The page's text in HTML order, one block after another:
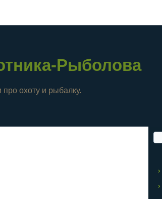
Рыболова
про охоту и рыбалку.